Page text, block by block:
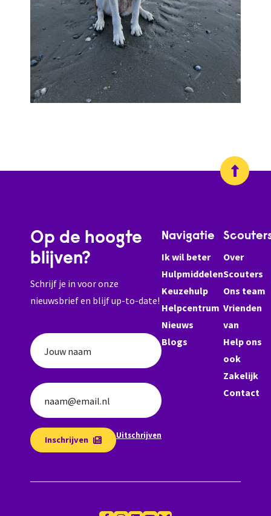
Op de hoogte
blijven?
Schrijf je in voor onze
nieuwsbrief en blijf up-to-date!
Jouw naam
naam@email.nl
Inschrijven Uitschrijven
Navigatie
Ik wil beter
Hulpmiddelen
Keuzehulp
Helpcentrum
Nieuws
Blogs
Over
Scouters
Ons team
Vrienden
van
Help ons
ook
Zakelijk
Contact